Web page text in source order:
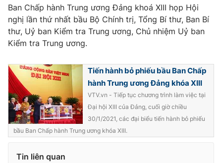
Phó Tổng Biên tập:Nguyễn Thị Mỹ Hạnh, Phạm Quốc Thắng,
Nguyễn Trọng Ninh
Tổng đài VTV:024.38 355 931 - 024.38 355 932
Ðiện thoại Thời báo VTV:
Liên hệ quảng cáo:024-7300.7108
Ban Chấp hành Trung ương Đảng khoá XIII họp Hội
nghị lần thứ nhất bầu Bộ Chính trị, Tổng Bí thư, Ban Bí
thư, Uỷ ban Kiểm tra Trung ương, Chủ nhiệm Uỷ ban
Kiểm tra Trung ương.
Tiến hành bỏ phiếu bầu Ban Chấp
hành Trung ương Đảng khóa XIII
VTV.vn - Tiếp tục chương trình làm việc tại
Đại hội XIII của Đảng, cuối giờ chiều
30/1/2021, các đại biểu tiến hành bỏ phiếu
bầu Ban Chấp hành Trung ương khóa XIII.
Tin liên quan